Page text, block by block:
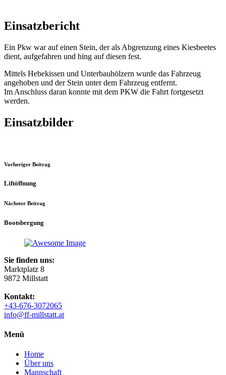
Einsatzbericht
Ein Pkw war auf einen Stein, der als Abgrenzung eines Kiesbeetes
dient, aufgefahren und hing auf diesen fest.
Mittels Hebekissen und Unterbauhölzern wurde das Fahrzeug
angehoben und der Stein unter dem Fahrzeug entfernt.
Im Anschluss daran konnte mit dem PKW die Fahrt fortgesetzt
werden.
Einsatzbilder
Vorheriger Beitrag
Liftöffnung
Nächster Beitrag
Bootsbergung
Sie finden uns:
Marktplatz 8
9872 Millstatt
Kontakt:
+43-676-3072065
info@ff-millstatt.at
Menü
Home
Über uns
Mannschaft